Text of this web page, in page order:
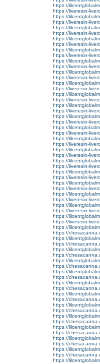
https://
https://liveresin-
https://
https://liveresin-
https://
https://liveresin-
https://
https://liveresin-
https://
https://liveresin-
https://
https://liveresin-
https://
https://liveresin-
https://
https://liveresin-
https://
https://liveresin-
https://
https://liveresin-
https://
https://liveresin-
https://
https://liveresin-
https://
https://liveresin-
https://
https://liveresin-
https://
https://liveresin-
https://
https://liveresin-
https://
https://liveresin-
https://
https://liveresin-
https://
https://liveresin-
https://
https://liveresin-
https://
https://
https://
https://
https://
https://
https://
https://
https://
https://
https://
https://
https://
https://
https://
https://
https://
https://
https://
https://
https://
https://
https://
https://
https://